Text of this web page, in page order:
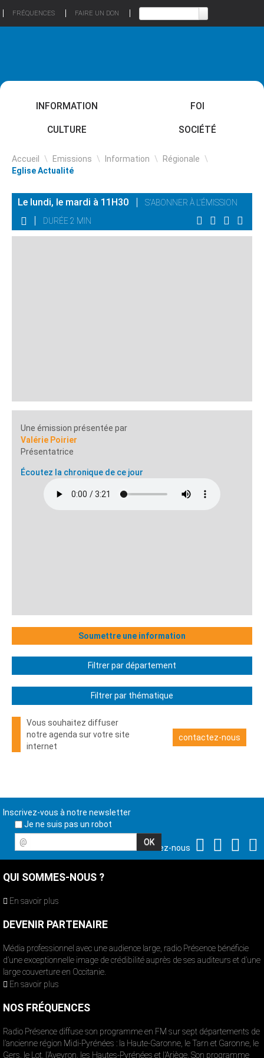
FRÉQUENCES FAIRE UN DON
INFORMATION FOI
CULTURE SOCIÉTÉ
Accueil \ Emissions \ Information \ Régionale \
Eglise Actualité
Le lundi, le mardi à 11H30
S'ABONNER À L'ÉMISSION
DURÉE 2 MIN
Une émission présentée par
Valérie Poirier
Présentatrice
Écoutez la chronique de ce jour
Soumettre une information
Filtrer par département
Filtrer par thématique
Vous souhaitez diffuser
notre agenda sur votre site
internet
contactez-nous
Inscrivez-vous à notre newsletter
Je ne suis pas un robot
@
Suivez-nous
QUI SOMMES-NOUS ?
En savoir plus
DEVENIR PARTENAIRE
Média professionnel avec une audience large, radio Présence bénéficie
d’une exceptionnelle image de crédibilité auprès de ses auditeurs et d’une
large couverture en Occitanie.
En savoir plus
NOS FRÉQUENCES
Radio Présence diffuse son programme en FM sur sept départements de
l’ancienne région Midi-Pyrénées : la Haute-Garonne, le Tarn et Garonne, le
Gers, le Lot, l’Aveyron, les Hautes-Pyrénées et l’Ariège. Son programme